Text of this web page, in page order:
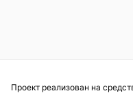
Проект реализован на